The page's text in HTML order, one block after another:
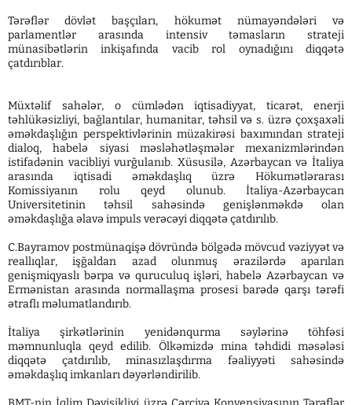
Tərəflər dövlət başçıları, hökumət nümayəndələri və
parlamentlər arasında intensiv təmasların strateji
münasibətlərin inkişafında vacib rol oynadığını diqqətə
çatdırıblar.
Müxtəlif sahələr, o cümlədən iqtisadiyyat, ticarət, enerji
təhlükəsizliyi, bağlantılar, humanitar, təhsil və s. üzrə çoxşaxəli
əməkdaşlığın perspektivlərinin müzakirəsi baxımından strateji
dialoq, habelə siyasi məsləhətləşmələr mexanizmlərindən
istifadənin vacibliyi vurğulanıb. Xüsusilə, Azərbaycan və İtaliya
arasında iqtisadi əməkdaşlıq üzrə Hökumətlərarası
Komissiyanın rolu qeyd olunub. İtaliya-Azərbaycan
Universitetinin təhsil sahəsində genişlənməkdə olan
əməkdaşlığa əlavə impuls verəcəyi diqqətə çatdırılıb.
C.Bayramov postmünaqişə dövründə bölgədə mövcud vəziyyət və
reallıqlar, işğaldan azad olunmuş ərazilərdə aparılan
genişmiqyaslı bərpa və quruculuq işləri, habelə Azərbaycan və
Ermənistan arasında normallaşma prosesi barədə qarşı tərəfi
ətraflı məlumatlandırıb.
İtaliya şirkətlərinin yenidənqurma səylərinə töhfəsi
məmnunluqla qeyd edilib. Ölkəmizdə mina təhdidi məsələsi
diqqətə çatdırılıb, minasızlaşdırma fəaliyyəti sahəsində
əməkdaşlıq imkanları dəyərləndirilib.